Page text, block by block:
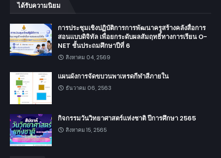
ได้รับความนิยม
การประชุมเชิงปฏิบัติการการพัฒนาครูสร้างคลังสื่อการ
สอนแบบดิจิทัล เพื่อยกระดับผลสัมฤทธิ์ทางการเรียน O-
NET ชั้นประถมศึกษาปีที่ 6
สิงหาคม 04, 2569
แผนผังการจัดขบวนพาเหรดกีฬาสีภายใน
ธันวาคม 06, 2563
กิจกรรมวันวิทยาศาสตร์แห่งชาติ ปีการศึกษา 2565
สิงหาคม 15, 2565